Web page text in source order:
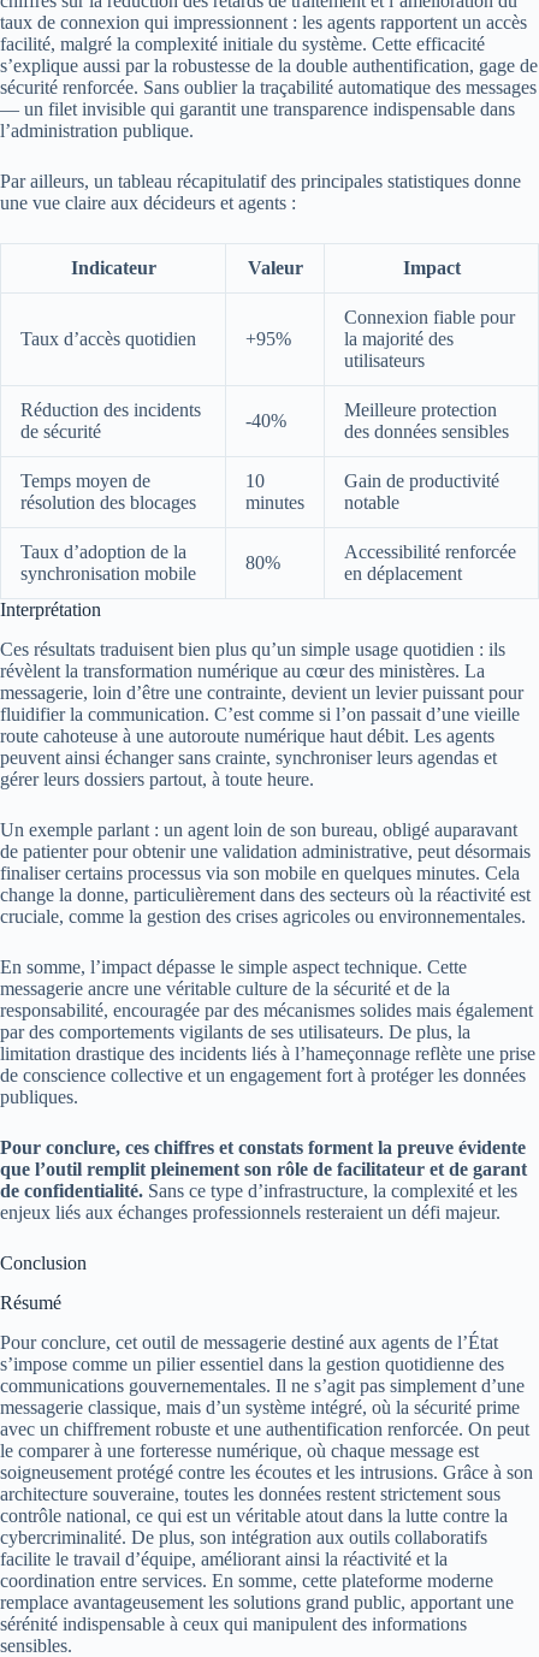
taux de connexion qui impressionnent : les agents rapportent un accès
facilité, malgré la complexité initiale du système. Cette efficacité
s’explique aussi par la robustesse de la double authentification, gage de
sécurité renforcée. Sans oublier la traçabilité automatique des messages
— un filet invisible qui garantit une transparence indispensable dans
l’administration publique.
Par ailleurs, un tableau récapitulatif des principales statistiques donne
une vue claire aux décideurs et agents :
Indicateur Valeur Impact
Taux d’accès quotidien +95%
Connexion fiable pour
la majorité des
utilisateurs
Réduction des incidents
de sécurité
-40%
Meilleure protection
des données sensibles
Temps moyen de
résolution des blocages
10
minutes
Gain de productivité
notable
Taux d’adoption de la
synchronisation mobile
80%
Accessibilité renforcée
en déplacement
Interprétation
Ces résultats traduisent bien plus qu’un simple usage quotidien : ils
révèlent la transformation numérique au cœur des ministères. La
messagerie, loin d’être une contrainte, devient un levier puissant pour
fluidifier la communication. C’est comme si l’on passait d’une vieille
route cahoteuse à une autoroute numérique haut débit. Les agents
peuvent ainsi échanger sans crainte, synchroniser leurs agendas et
gérer leurs dossiers partout, à toute heure.
Un exemple parlant : un agent loin de son bureau, obligé auparavant
de patienter pour obtenir une validation administrative, peut désormais
finaliser certains processus via son mobile en quelques minutes. Cela
change la donne, particulièrement dans des secteurs où la réactivité est
cruciale, comme la gestion des crises agricoles ou environnementales.
En somme, l’impact dépasse le simple aspect technique. Cette
messagerie ancre une véritable culture de la sécurité et de la
responsabilité, encouragée par des mécanismes solides mais également
par des comportements vigilants de ses utilisateurs. De plus, la
limitation drastique des incidents liés à l’hameçonnage reflète une prise
de conscience collective et un engagement fort à protéger les données
publiques.
Pour conclure, ces chiffres et constats forment la preuve évidente
que l’outil remplit pleinement son rôle de facilitateur et de garant
de confidentialité. Sans ce type d’infrastructure, la complexité et les
enjeux liés aux échanges professionnels resteraient un défi majeur.
Conclusion
Résumé
Pour conclure, cet outil de messagerie destiné aux agents de l’État
s’impose comme un pilier essentiel dans la gestion quotidienne des
communications gouvernementales. Il ne s’agit pas simplement d’une
messagerie classique, mais d’un système intégré, où la sécurité prime
avec un chiffrement robuste et une authentification renforcée. On peut
le comparer à une forteresse numérique, où chaque message est
soigneusement protégé contre les écoutes et les intrusions. Grâce à son
architecture souveraine, toutes les données restent strictement sous
contrôle national, ce qui est un véritable atout dans la lutte contre la
cybercriminalité. De plus, son intégration aux outils collaboratifs
facilite le travail d’équipe, améliorant ainsi la réactivité et la
coordination entre services. En somme, cette plateforme moderne
remplace avantageusement les solutions grand public, apportant une
sérénité indispensable à ceux qui manipulent des informations
sensibles.